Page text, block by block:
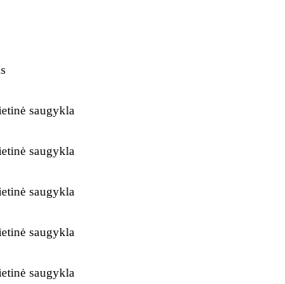
saugykla
saugykla
saugykla
saugykla
saugykla